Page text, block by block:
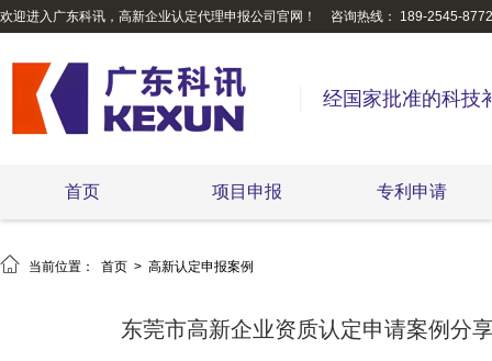
欢迎进入广东科讯，高新企业认定代理申报公司官网！ 咨询热线： 189-2545-8772
经国家批准的科技
首页 项目申报 专利申请
 当前位置： 首页 > 高新认定申报案例
东莞市高新企业资质认定申请案例分